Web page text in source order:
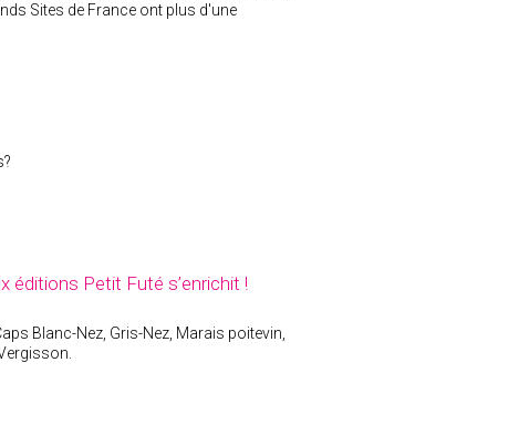
Sites de France ont plus d'une
éditions Petit Futé s’enrichit !
Blanc-Nez, Gris-Nez, Marais poitevin,